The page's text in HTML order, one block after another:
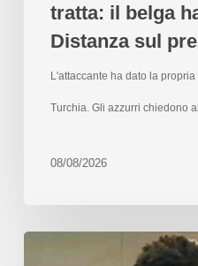
tratta: il belga
Distanza sul
L'attaccante ha dato la
Turchia. Gli azzurri chiedono
08/08/2026